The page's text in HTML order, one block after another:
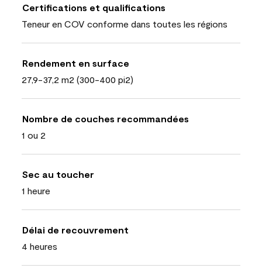
Certifications et qualifications
Teneur en COV conforme dans toutes les régions
Rendement en surface
27,9-37,2 m2 (300-400 pi2)
Nombre de couches recommandées
1 ou 2
Sec au toucher
1 heure
Délai de recouvrement
4 heures